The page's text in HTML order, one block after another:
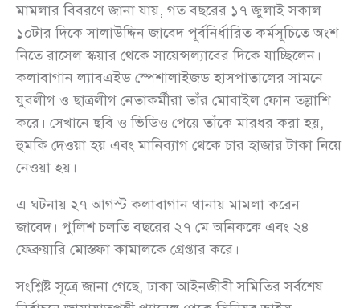
মামলার বিবরণে জানা যায়, গত বছরের ১৭ জুলাই সকাল
১০টার দিকে সালাউদ্দিন জাবেদ পূর্বনির্ধারিত কর্মসূচিতে অংশ
নিতে রাসেল স্কয়ার থেকে সায়েন্সল্যাবের দিকে যাচ্ছিলেন।
কলাবাগান ল্যাবএইড স্পেশালাইজড হাসপাতালের সামনে
যুবলীগ ও ছাত্রলীগ নেতাকর্মীরা তাঁর মোবাইল ফোন তল্লাশি
করে। সেখানে ছবি ও ভিডিও পেয়ে তাঁকে মারধর করা হয়,
হুমকি দেওয়া হয় এবং মানিব্যাগ থেকে চার হাজার টাকা নিয়ে
নেওয়া হয়।
এ ঘটনায় ২৭ আগস্ট কলাবাগান থানায় মামলা করেন
জাবেদ। পুলিশ চলতি বছরের ২৭ মে অনিককে এবং ২৪
ফেব্রুয়ারি মোস্তফা কামালকে গ্রেপ্তার করে।
সংশ্লিষ্ট সূত্রে জানা গেছে, ঢাকা আইনজীবী সমিতির সর্বশেষ